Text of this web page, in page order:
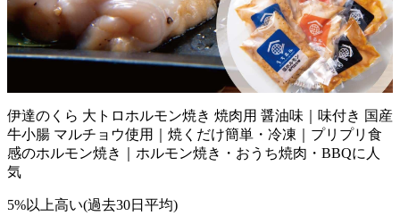
伊達のくら 大トロホルモン焼き 焼肉用 醤油味｜味付き 国産
牛小腸 マルチョウ使用｜焼くだけ簡単・冷凍｜プリプリ食
感のホルモン焼き｜ホルモン焼き・おうち焼肉・BBQに人
気
5%以上高い(過去30日平均)